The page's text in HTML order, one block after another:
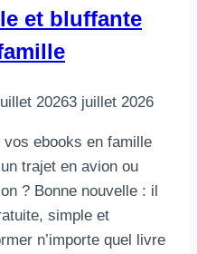
et bluffante
20263 juillet 2026
vos ebooks en famille
trajet en avion ou
? Bonne nouvelle : il
simple et
n’importe quel livre